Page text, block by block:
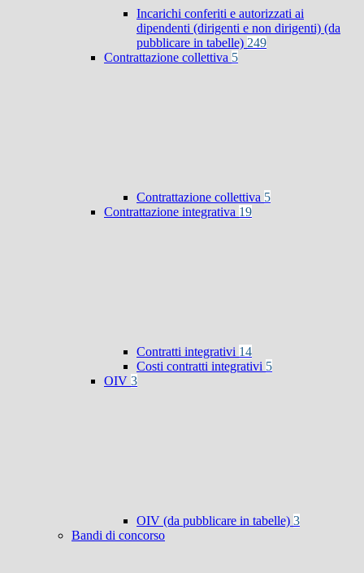
Incarichi conferiti e autorizzati ai
dipendenti (dirigenti e non dirigenti) (da
pubblicare in tabelle) 249
Contrattazione collettiva 5
Contrattazione collettiva 5
Contrattazione integrativa 19
Contratti integrativi 14
Costi contratti integrativi 5
OIV 3
OIV (da pubblicare in tabelle) 3
Bandi di concorso